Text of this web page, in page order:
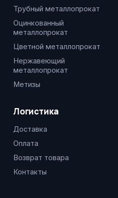
Трубный металлопрокат
Оцинкованный
металлопрокат
Цветной металлопрокат
Нержавеющий
металлопрокат
Метизы
Логистика
Доставка
Оплата
Возврат товара
Контакты